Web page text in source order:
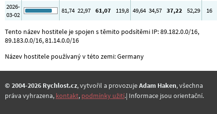
2026-
03-02
81,74 22,97 61,07 119,8 49,64 34,57 37,22 52,29 16
Tento název hostitele je spojen s těmito podsítěmi IP: 89.182.0.0/16,
89.183.0.0/16, 81.14.0.0/16
Název hostitele používaný v této zemi: Germany
© 2004-2026 Rychlost.cz, vytvořil a provozujeAdam Haken, všechna
práva vyhrazena, kontakt, podmínky užití.| Informace jsou orientační.